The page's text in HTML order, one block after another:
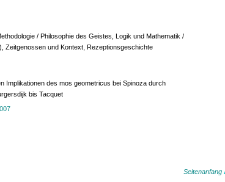
/ Philosophie des Geistes, Logik und Mathematik /
Zeitgenossen und Kontext, Rezeptionsgeschichte
Implikationen des mos geometricus bei Spinoza durch
bis Tacquet
Seitenanfang